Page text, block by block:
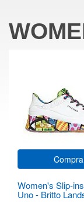
Women's Slip-
Uno - Britto